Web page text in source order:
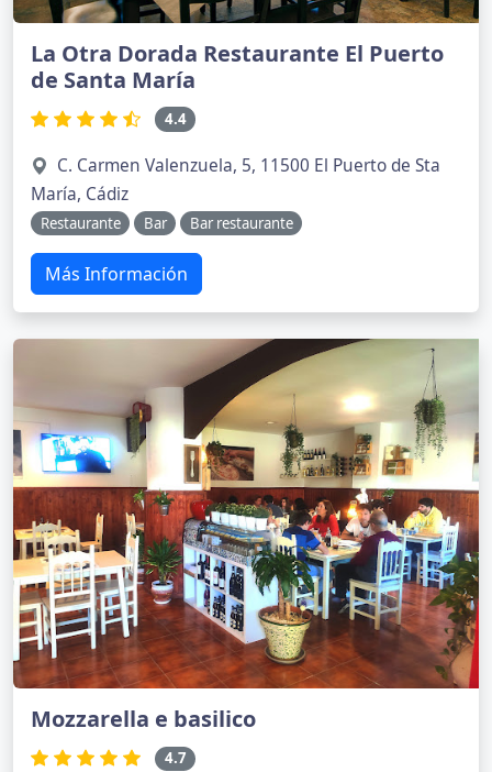
La Otra Dorada Restaurante El Puerto
de Santa María
4.4
C. Carmen Valenzuela, 5, 11500 El Puerto de Sta
María, Cádiz
Restaurante Bar Bar restaurante
Más Información
Mozzarella e basilico
4.7